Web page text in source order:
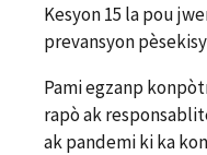
Kesyon 15 la pou
prevansyon
Pami egzanp
rapò ak
ak pandemi ki ka